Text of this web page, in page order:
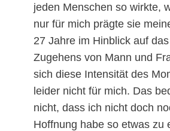
jeden Menschen so wirkte,
nur für mich prägte sie
27 Jahre im Hinblick auf
Zugehens von Mann und
sich diese Intensität des
leider nicht für mich. Das
nicht, dass ich nicht doch
Hoffnung habe so etwas zu